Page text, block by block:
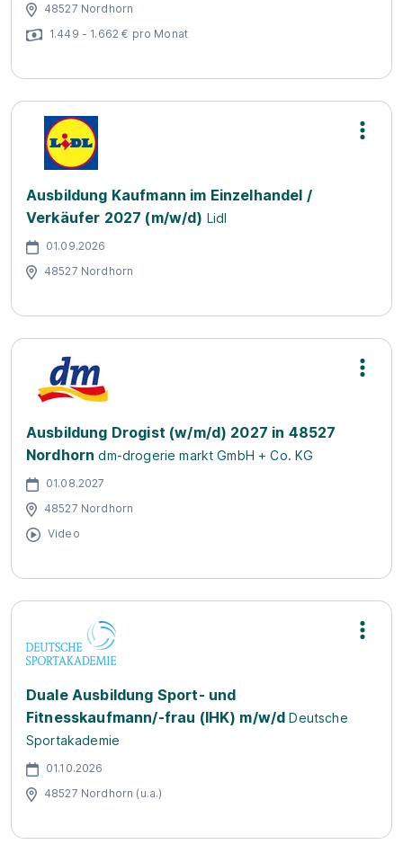
48527 Nordhorn
1.449 - 1.662 € pro Monat
Ausbildung Kaufmann im Einzelhandel /
Verkäufer 2027 (m/w/d) Lidl
01.09.2026
48527 Nordhorn
Ausbildung Drogist (w/m/d) 2027 in 48527
Nordhorn dm-drogerie markt GmbH + Co. KG
01.08.2027
48527 Nordhorn
Video
Duale Ausbildung Sport- und
Fitnesskaufmann/-frau (IHK) m/w/d Deutsche
Sportakademie
01.10.2026
48527 Nordhorn (u.a.)